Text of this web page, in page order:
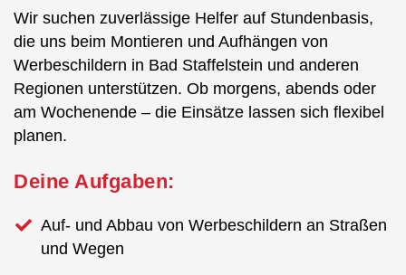
Wir suchen zuverlässige Helfer auf Stundenbasis,
die uns beim Montieren und Aufhängen von
Werbeschildern in Bad Staffelstein und anderen
Regionen unterstützen. Ob morgens, abends oder
am Wochenende – die Einsätze lassen sich flexibel
planen.
Deine Aufgaben:
Auf- und Abbau von Werbeschildern an Straßen
und Wegen